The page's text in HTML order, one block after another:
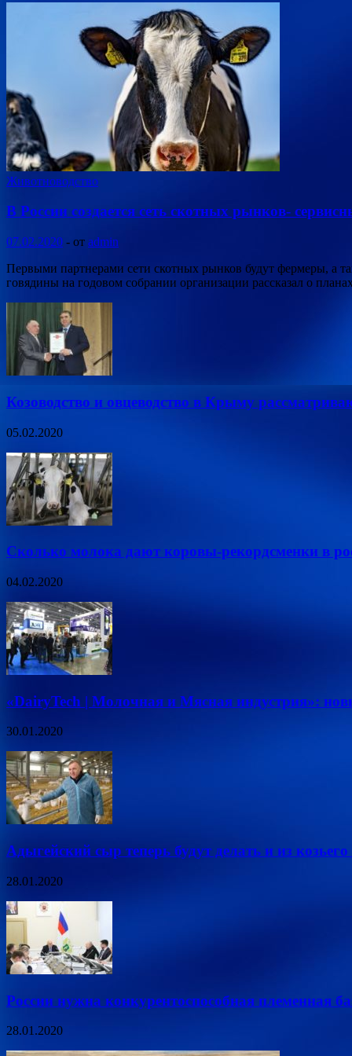
Животноводство
В России создается сеть скотных рынков-
07.02.2020 - от admin
Первыми партнерами сети скотных рынков будут фермеры, а
говядины на годовом собрании организации рассказал о
Козоводство и овцеводство в Крыму
05.02.2020
Сколько молока дают коровы-рекордсменки в
04.02.2020
«DairyTech | Молочная и Мясная индустрия»:
30.01.2020
Адыгейский сыр теперь будут делать и из
28.01.2020
России нужна конкурентоспособная племенная
28.01.2020